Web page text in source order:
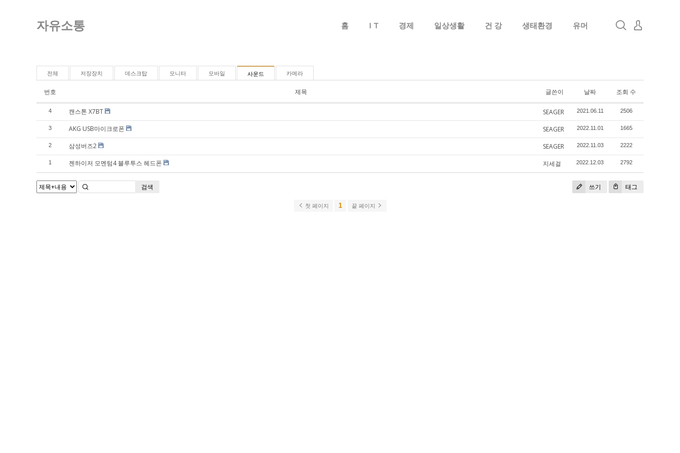
자유소통 홈 I T 경제 일상생활 건 강 생태환경 유머
전체 저장장치 데스크탑 모니터 모바일 사운드 카메라
번호 제목 글쓴이 날짜 조회 수
4 캔스톤 X7BT SEAGER 2021.06.11 2506
3 AKG USB마이크로폰 SEAGER 2022.11.01 1665
2 삼성버즈2 SEAGER 2022.11.03 2222
1 젠하이저 모멘텀4 블루투스 헤드폰 지세걸 2022.12.03 2792
쓰기 태그
검색
첫 페이지 1 끝 페이지